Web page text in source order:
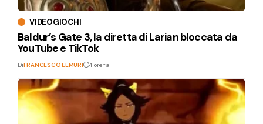
VIDEOGIOCHI
Baldur’s Gate 3, la diretta di Larian bloccata da
YouTube e TikTok
DiFRANCESCO LEMURI 4 ore fa